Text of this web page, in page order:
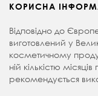
КОРИСНА
Відповідно до
виготовлений у
косметичному
ній кількістю
рекомендується